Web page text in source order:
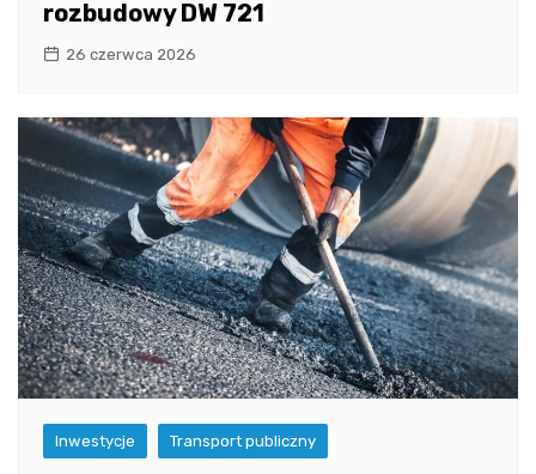
rozbudowy DW 721
26 czerwca 2026
Inwestycje Transport publiczny